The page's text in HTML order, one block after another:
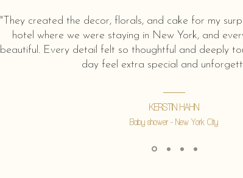
"They created the decor, florals, and cake for my
hotel where we were staying in New York, and
beautiful. Every detail felt so thoughtful and deeply
day feel extra special and
KERSTIN HAHN
Baby shower - New York City